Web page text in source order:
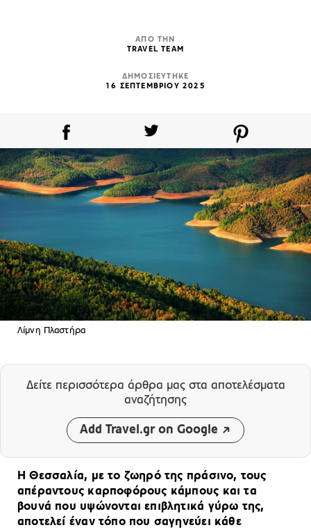
ΑΠΟ ΤΗΝ
TRAVEL TEAM
ΔΗΜΟΣΙΕΥΤΗΚΕ
16 ΣΕΠΤΕΜΒΡΙΟΥ 2025
Λίμνη Πλαστήρα
Δείτε περισσότερα άρθρα μας στα αποτελέσματα
αναζήτησης
Add Travel.gr on Google
Η Θεσσαλία, με το ζωηρό της πράσινο, τους
απέραντους καρποφόρους κάμπους και τα
βουνά που υψώνονται επιβλητικά γύρω της,
αποτελεί έναν τόπο που σαγηνεύει κάθε